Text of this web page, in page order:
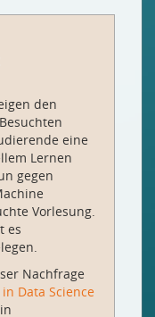
den
eine
Lernen
gegen
Vorlesung.
es
Nachfrage
Data Science
in